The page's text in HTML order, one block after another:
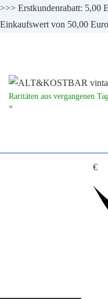
>>> Erstkundenrabatt: 5,00
Einkaufswert von 50,00
Inhalt
Raritäten aus vergangenen
«
€